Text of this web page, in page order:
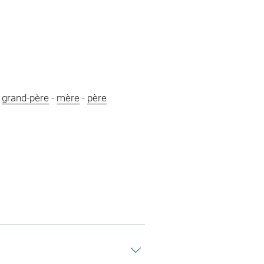
grand-père- mère- père